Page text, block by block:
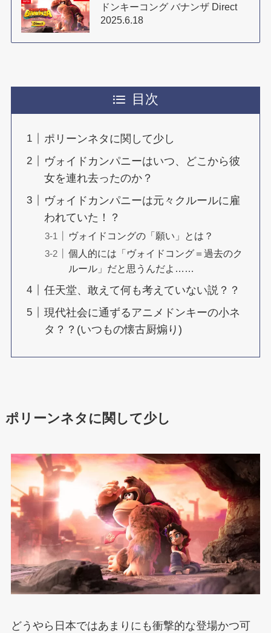
ドンキーコング バナンザ Direct
2025.6.18
目次
ポリーンネタに関して少し
ヴォイドカンパニーはいつ、どこから彼
女を連れ去ったのか？
ヴォイドカンパニーは元々クルールに雇
われていた！？
ヴォイドコングの「願い」とは？
個人的には「ヴォイドコング＝過去のク
ルール」だと思うんだよ……
任天堂、敢えて何も考えていない説？？
現代社会に通ずるアニメドンキーの小ネ
タ？？(いつもの懐古厨煽り)
ポリーンネタに関して少し
どうやら日本ではあまりにも衝撃的な登場かつ可